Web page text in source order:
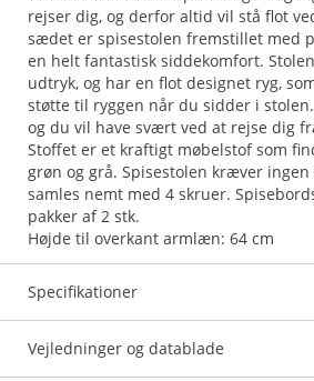
rejser dig, og derfor altid vil stå flot
sædet er spisestolen fremstillet med
en helt fantastisk siddekomfort.
udtryk, og har en flot designet ryg,
støtte til ryggen når du sidder i
og du vil have svært ved at rejse dig
Stoffet er et kraftigt møbelstof som
grøn og grå. Spisestolen kræver
samles nemt med 4 skruer.
pakker af 2 stk.
Højde til overkant armlæn: 64 cm
Specifikationer
Vejledninger og datablade